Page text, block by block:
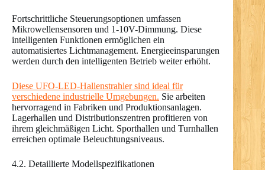
Fortschrittliche Steuerungsoptionen umfassen
Mikrowellensensoren und 1-10V-Dimmung. Diese
intelligenten Funktionen ermöglichen ein
automatisiertes Lichtmanagement. Energieeinsparungen
werden durch den intelligenten Betrieb weiter erhöht.
Diese UFO-LED-Hallenstrahler sind ideal für
verschiedene industrielle Umgebungen. Sie arbeiten
hervorragend in Fabriken und Produktionsanlagen.
Lagerhallen und Distributionszentren profitieren von
ihrem gleichmäßigen Licht. Sporthallen und Turnhallen
erreichen optimale Beleuchtungsniveaus.
4.2. Detaillierte Modellspezifikationen